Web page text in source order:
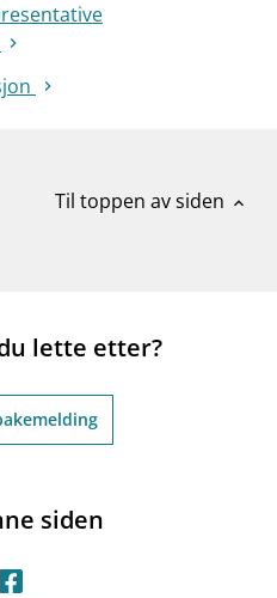
Til toppen av siden expand_less
lette etter?
siden